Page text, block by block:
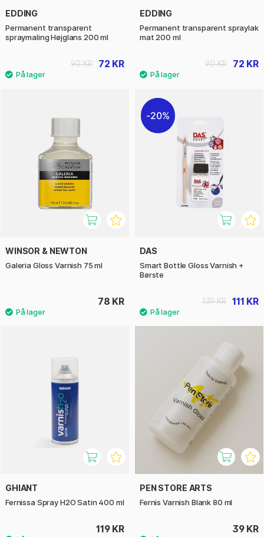
EDDING
Permanent transparent
spraymaling Højglans 200 ml
72 KR
90 KR
EDDING
Permanent transparent spraylak
mat 200 ml
72 KR
90 KR
WINSOR & NEWTON
Galeria Gloss Varnish 75 ml
78 KR
20%
DAS
Smart Bottle Gloss Varnish +
Børste
111 KR
139 KR
GHIANT
Fernissa Spray H2O Satin 400 ml
119 KR
PEN STORE ARTS
Fernis Varnish Blank 80 ml
39 KR